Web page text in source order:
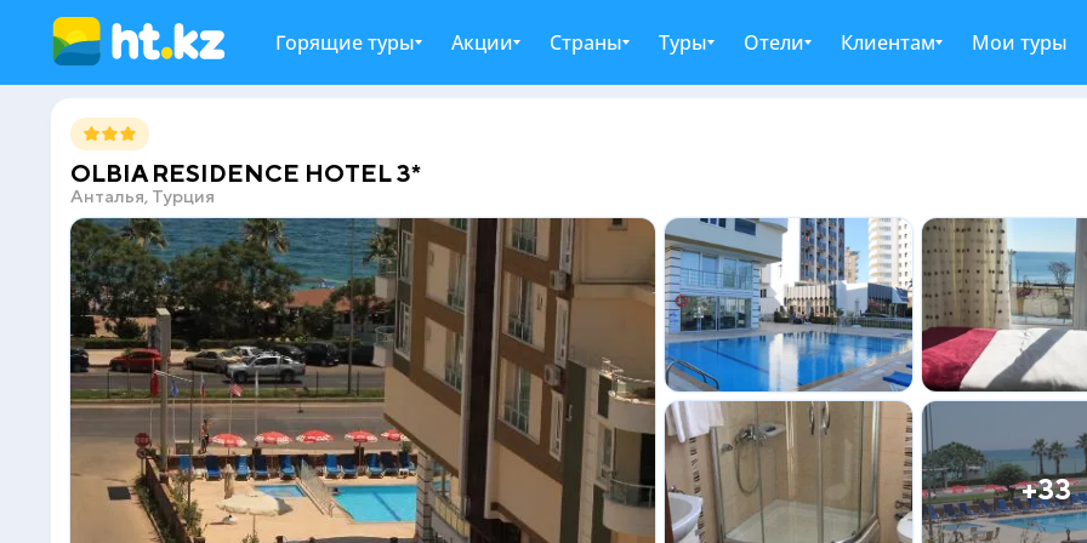
Горящие туры Акции Страны Туры Отели Клиентам Мои туры
OLBIA RESIDENCE HOTEL 3*
Анталья, Турция
+33